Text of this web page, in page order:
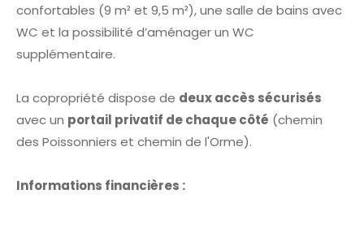
confortables (9 m² et 9,5 m²), une salle de bains avec
WC et la possibilité d’aménager un WC
supplémentaire.
La copropriété dispose de deux accès sécurisés
avec un portail privatif de chaque côté (chemin
des Poissonniers et chemin de l'Orme).
Informations financières :